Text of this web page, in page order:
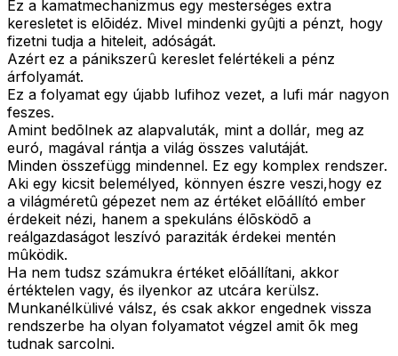
Ez a kamatmechanizmus egy mesterséges extra
keresletet is elõidéz. Mivel mindenki gyûjti a pénzt, hogy
fizetni tudja a hiteleit, adóságát.
Azért ez a pánikszerû kereslet felértékeli a pénz
árfolyamát.
Ez a folyamat egy újabb lufihoz vezet, a lufi már nagyon
feszes.
Amint bedõlnek az alapvaluták, mint a dollár, meg az
euró, magával rántja a világ összes valutáját.
Minden összefügg mindennel. Ez egy komplex rendszer.
Aki egy kicsit belemélyed, könnyen észre veszi,hogy ez
a világméretû gépezet nem az értéket elõállító ember
érdekeit nézi, hanem a spekuláns élõsködõ a
reálgazdaságot leszívó paraziták érdekei mentén
mûködik.
Ha nem tudsz számukra értéket elõállítani, akkor
értéktelen vagy, és ilyenkor az utcára kerülsz.
Munkanélkülivé válsz, és csak akkor engednek vissza
rendszerbe ha olyan folyamatot végzel amit õk meg
tudnak sarcolni.